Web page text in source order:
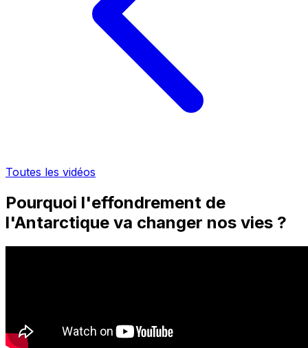
Toutes les vidéos
Pourquoi l'effondrement de
l'Antarctique va changer nos vies ?